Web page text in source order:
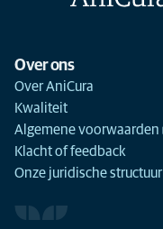
Over ons
Over AniCura
Kwaliteit
Algemene voorwaarden
Klacht of feedback
Onze juridische structuur